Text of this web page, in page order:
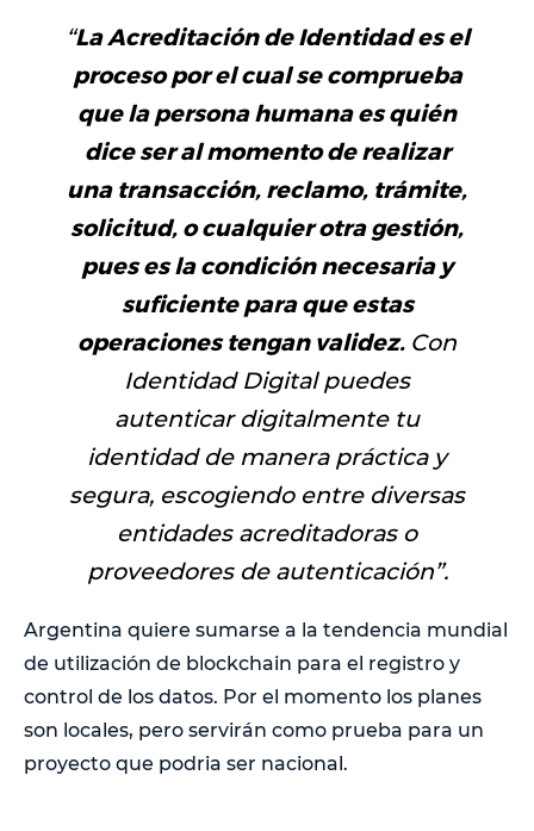
“La Acreditación de Identidad es el
proceso por el cual se comprueba
que la persona humana es quién
dice ser al momento de realizar
una transacción, reclamo, trámite,
solicitud, o cualquier otra gestión,
pues es la condición necesaria y
suficiente para que estas
operaciones tengan validez. Con
Identidad Digital puedes
autenticar digitalmente tu
identidad de manera práctica y
segura, escogiendo entre diversas
entidades acreditadoras o
proveedores de autenticación”.
Argentina quiere sumarse a la tendencia mundial
de utilización de blockchain para el registro y
control de los datos. Por el momento los planes
son locales, pero servirán como prueba para un
proyecto que podria ser nacional.